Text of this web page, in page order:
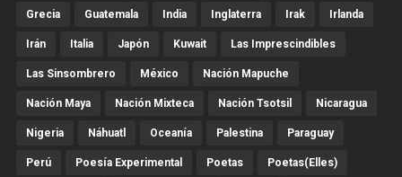
Grecia Guatemala India Inglaterra Irak Irlanda
Irán Italia Japón Kuwait Las Imprescindibles
Las Sinsombrero México Nación Mapuche
Nación Maya Nación Mixteca Nación Tsotsil Nicaragua
Nigeria Náhuatl Oceanía Palestina Paraguay
Perú Poesía Experimental Poetas Poetas(Elles)